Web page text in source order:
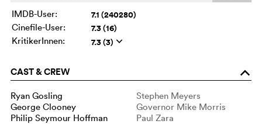
IMDB-User:
7.1 (240280)
Cinefile-User: 7.3 (16)
KritikerInnen: 7.3 (3) q
CAST & CREW o
Ryan Gosling
Stephen Meyers
George Clooney
Governor Mike Morris
Philip Seymour Hoffman
Paul Zara